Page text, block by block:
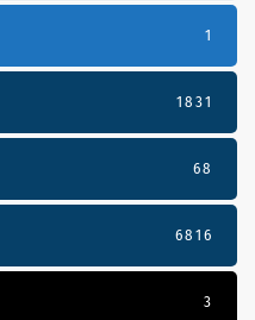
1
1831
68
6816
3